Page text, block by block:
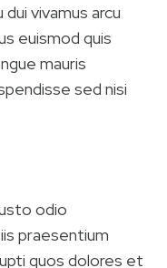
vivamus arcu
euismod quis
mauris
sed nisi
odio
praesentium
quos dolores et